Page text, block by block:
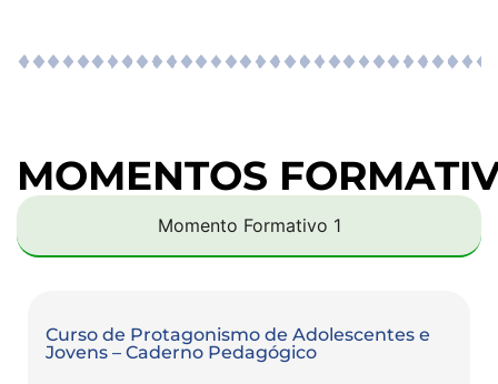
MOMENTOS
Momento Formativo 1
Curso de Protagonismo de Adolescentes e
Jovens – Caderno Pedagógico